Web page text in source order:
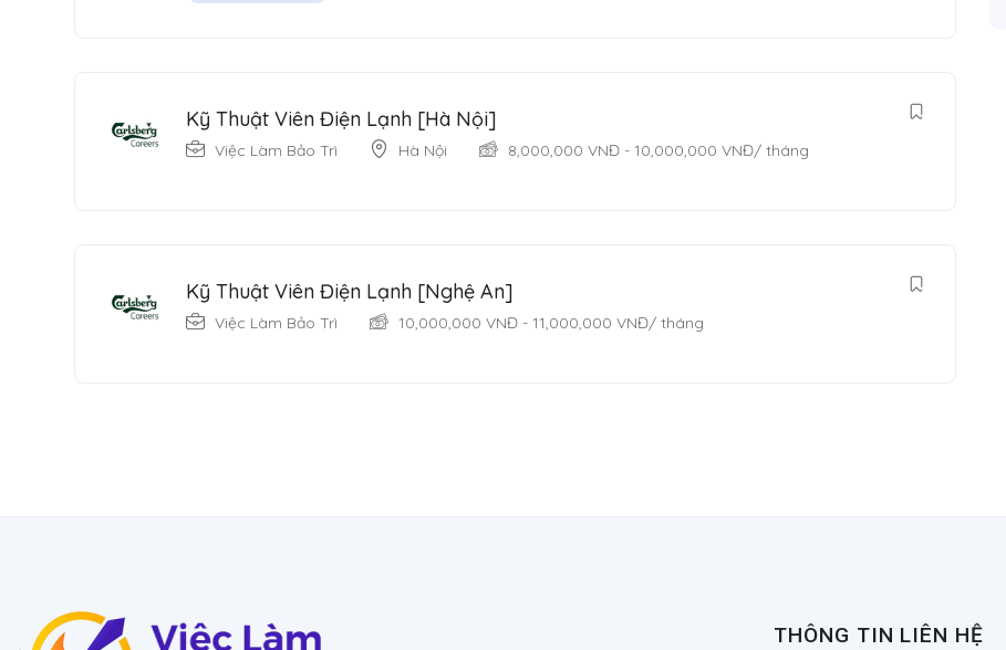
Kỹ Thuật Viên Điện Lạnh [Hà Nội]
Việc Làm Bảo Trì Hà Nội 8,000,000 VNĐ - 10,000,000 VNĐ/ tháng
Kỹ Thuật Viên Điện Lạnh [Nghệ An]
Việc Làm Bảo Trì 10,000,000 VNĐ - 11,000,000 VNĐ/ tháng
THÔNG TIN LIÊN HỆ